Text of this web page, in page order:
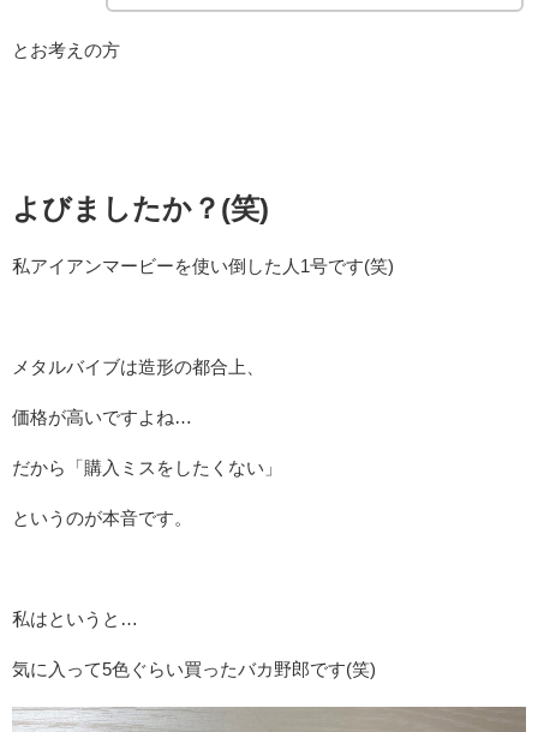
とお考えの方
よびましたか？(笑)
私アイアンマービーを使い倒した人1号です(笑)
メタルバイブは造形の都合上、
価格が高いですよね…
だから「購入ミスをしたくない」
というのが本音です。
私はというと…
気に入って5色ぐらい買ったバカ野郎です(笑)